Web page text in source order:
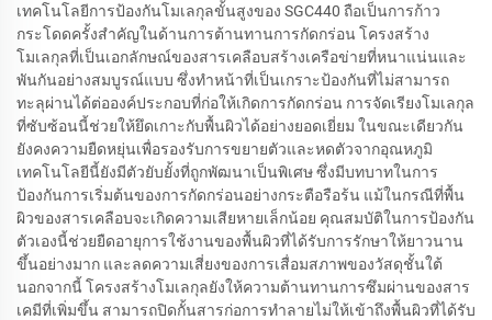
เทคโนโลยีการป้องกันโมเลกุลขั้นสูงของ SGC440 ถือเป็นการก้าว
กระโดดครั้งสำคัญในด้านการต้านทานการกัดกร่อน โครงสร้าง
โมเลกุลที่เป็นเอกลักษณ์ของสารเคลือบสร้างเครือข่ายที่หนาแน่นและ
พันกันอย่างสมบูรณ์แบบ ซึ่งทำหน้าที่เป็นเกราะป้องกันที่ไม่สามารถ
ทะลุผ่านได้ต่อองค์ประกอบที่ก่อให้เกิดการกัดกร่อน การจัดเรียงโมเลกุล
ที่ซับซ้อนนี้ช่วยให้ยึดเกาะกับพื้นผิวได้อย่างยอดเยี่ยม ในขณะเดียวกัน
ยังคงความยืดหยุ่นเพื่อรองรับการขยายตัวและหดตัวจากอุณหภูมิ
เทคโนโลยีนี้ยังมีตัวยับยั้งที่ถูกพัฒนาเป็นพิเศษ ซึ่งมีบทบาทในการ
ป้องกันการเริ่มต้นของการกัดกร่อนอย่างกระตือรือร้น แม้ในกรณีที่พื้น
ผิวของสารเคลือบจะเกิดความเสียหายเล็กน้อย คุณสมบัติในการป้องกัน
ตัวเองนี้ช่วยยืดอายุการใช้งานของพื้นผิวที่ได้รับการรักษาให้ยาวนาน
ขึ้นอย่างมาก และลดความเสี่ยงของการเสื่อมสภาพของวัสดุชั้นใต้
นอกจากนี้ โครงสร้างโมเลกุลยังให้ความต้านทานการซึมผ่านของสาร
เคมีที่เพิ่มขึ้น สามารถปิดกั้นสารก่อการทำลายไม่ให้เข้าถึงพื้นผิวที่ได้รับ